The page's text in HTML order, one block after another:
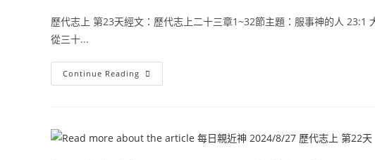
歷代志上 第23天經文：歷代志上二十三章1~32節主題：服事神的人
從三十...
Continue Reading